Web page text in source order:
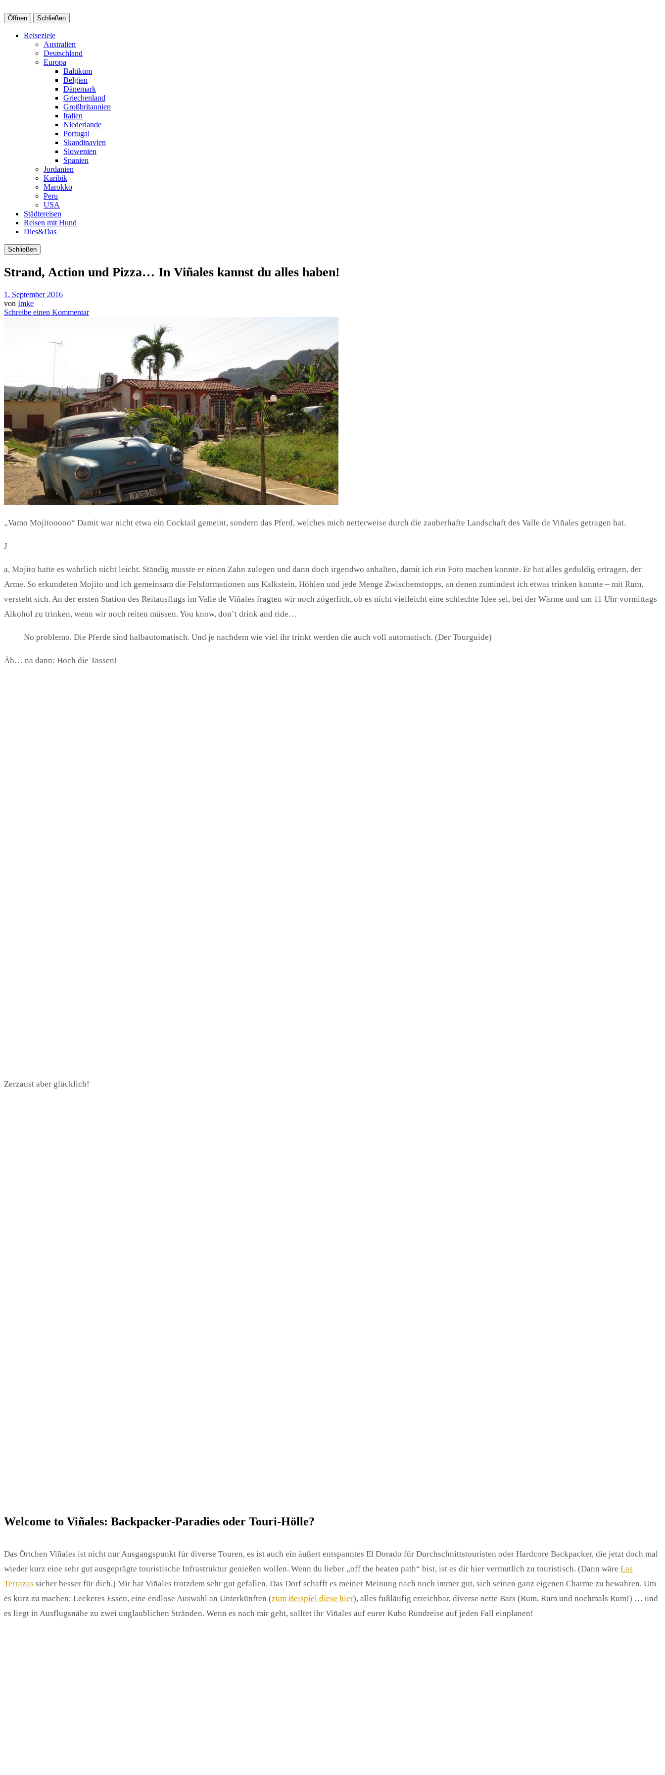
Öffnen Schließen
Reiseziele
Australien
Deutschland
Europa
Baltikum
Belgien
Dänemark
Griechenland
Großbritannien
Italien
Niederlande
Portugal
Skandinavien
Slowenien
Spanien
Jordanien
Karibik
Marokko
Peru
USA
Städtereisen
Reisen mit Hund
Dies&Das
Schließen
Strand, Action und Pizza… In Viñales kannst du alles haben!
1. September 2016
von Imke
Schreibe einen Kommentar
„Vamo Mojitooooo“ Damit war nicht etwa ein Cocktail gemeint, sondern das Pferd, welches mich netterweise durch die zauberhafte Landschaft des Valle de Viñales getragen hat.
J
a, Mojito hatte es wahrlich nicht leicht. Ständig musste er einen Zahn zulegen und dann doch irgendwo anhalten, damit ich ein Foto machen konnte. Er hat alles geduldig ertragen, der
Arme. So erkundeten Mojito und ich gemeinsam die Felsformationen aus Kalkstein, Höhlen und jede Menge Zwischenstopps, an denen zumindest ich etwas trinken konnte – mit Rum,
versteht sich. An der ersten Station des Reitausflugs im Valle de Viñales fragten wir noch zögerlich, ob es nicht vielleicht eine schlechte Idee sei, bei der Wärme und um 11 Uhr vormittags
Alkohol zu trinken, wenn wir noch reiten müssen. You know, don’t drink and ride…
No problemo. Die Pferde sind halbautomatisch. Und je nachdem wie viel ihr trinkt werden die auch voll automatisch. (Der Tourguide)
Äh… na dann: Hoch die Tassen!
Zerzaust aber glücklich!
Welcome to Viñales: Backpacker-Paradies oder Touri-Hölle?
Das Örtchen Viñales ist nicht nur Ausgangspunkt für diverse Touren, es ist auch ein äußert entspanntes El Dorado für Durchschnittstouristen oder Hardcore Backpacker, die jetzt doch mal
wieder kurz eine sehr gut ausgeprägte touristische Infrastruktur genießen wollen. Wenn du lieber „off the beaten path“ bist, ist es dir hier vermutlich zu touristisch. (Dann wäre Las
Terrazas sicher besser für dich.) Mir hat Viñales trotzdem sehr gut gefallen. Das Dorf schafft es meiner Meinung nach noch immer gut, sich seinen ganz eigenen Charme zu bewahren. Um
es kurz zu machen: Leckeres Essen, eine endlose Auswahl an Unterkünften (zum Beispiel diese hier), alles fußläufig erreichbar, diverse nette Bars (Rum, Rum und nochmals Rum!) … und
es liegt in Ausflugsnähe zu zwei unglaublichen Stränden. Wenn es nach mir geht, solltet ihr Viñales auf eurer Kuba Rundreise auf jeden Fall einplanen!